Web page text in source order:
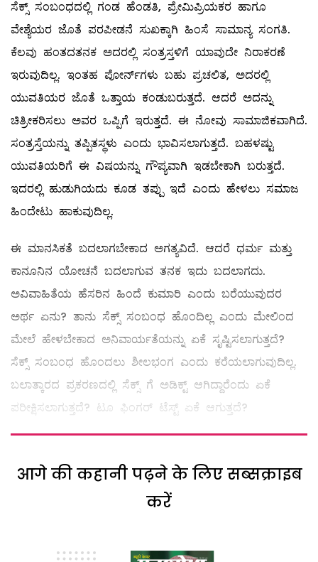
ಸೆಕ್ಸ್ ಸಂಬಂಧದಲ್ಲಿ ಗಂಡ ಹೆಂಡತಿ, ಪ್ರೇಮಿಪ್ರಿಯಕರ ಹಾಗೂ
ವೇಶ್ಯೆಯರ ಜೊತೆ ಪರಪೀಡನೆ ಸುಖಕ್ಕಾಗಿ ಹಿಂಸೆ ಸಾಮಾನ್ಯ ಸಂಗತಿ.
ಕೆಲವು ಹಂತದತನಕ ಅದರಲ್ಲಿ ಸಂತ್ರಸ್ತಳಿಗೆ ಯಾವುದೇ ನಿರಾಕರಣೆ
ಇರುವುದಿಲ್ಲ. ಇಂತಹ ಪೋರ್ನ್‌ಗಳು ಬಹು ಪ್ರಚಲಿತ, ಅದರಲ್ಲಿ
ಯುವತಿಯರ ಜೊತೆ ಒತ್ತಾಯ ಕಂಡುಬರುತ್ತದೆ. ಆದರೆ ಅದನ್ನು
ಚಿತ್ರೀಕರಿಸಲು ಅವರ ಒಪ್ಪಿಗೆ ಇರುತ್ತದೆ. ಈ ನೋವು ಸಾಮಾಜಿಕವಾಗಿದೆ.
ಸಂತ್ರಸ್ತೆಯನ್ನು ತಪ್ಪಿತಸ್ಥಳು ಎಂದು ಭಾವಿಸಲಾಗುತ್ತದೆ. ಬಹಳಷ್ಟು
ಯುವತಿಯರಿಗೆ ಈ ವಿಷಯನ್ನು ಗೌಪ್ಯವಾಗಿ ಇಡಬೇಕಾಗಿ ಬರುತ್ತದೆ.
ಇದರಲ್ಲಿ ಹುಡುಗಿಯದು ಕೂಡ ತಪ್ಪು ಇದೆ ಎಂದು ಹೇಳಲು ಸಮಾಜ
ಹಿಂದೇಟು ಹಾಕುವುದಿಲ್ಲ.
ಈ ಮಾನಸಿಕತೆ ಬದಲಾಗಬೇಕಾದ ಅಗತ್ಯವಿದೆ. ಆದರೆ ಧರ್ಮ ಮತ್ತು
ಕಾನೂನಿನ ಯೋಚನೆ ಬದಲಾಗುವ ತನಕ ಇದು ಬದಲಾಗದು.
ಅವಿವಾಹಿತೆಯ ಹೆಸರಿನ ಹಿಂದೆ ಕುಮಾರಿ ಎಂದು ಬರೆಯುವುದರ
ಅರ್ಥ ಏನು? ತಾನು ಸೆಕ್ಸ್ ಸಂಬಂಧ ಹೊಂದಿಲ್ಲ ಎಂದು ಮೇಲಿಂದ
ಮೇಲೆ ಹೇಳಬೇಕಾದ ಅನಿವಾರ್ಯತೆಯನ್ನು ಏಕೆ ಸೃಷ್ಟಿಸಲಾಗುತ್ತದೆ?
ಸೆಕ್ಸ್ ಸಂಬಂಧ ಹೊಂದಲು ಶೀಲಭಂಗ ಎಂದು ಕರೆಯಲಾಗುವುದಿಲ್ಲ.
ಬಲಾತ್ಕಾರದ ಪ್ರಕರಣದಲ್ಲಿ ಸೆಕ್ಸ್ ಗೆ ಅಡಿಕ್ಟ್ ಆಗಿದ್ದಾರೆಂದು ಏಕೆ
ಪರೀಕ್ಷಿಸಲಾಗುತ್ತದೆ? ಟೂ ಫಿಂಗರ್‌ ಟೆಸ್ಟ್ ಏಕೆ ಆಗುತ್ತದೆ?
आगे की कहानी पढ़ने के लिए सब्सक्राइब
करें